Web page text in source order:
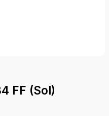
FF (Sol)